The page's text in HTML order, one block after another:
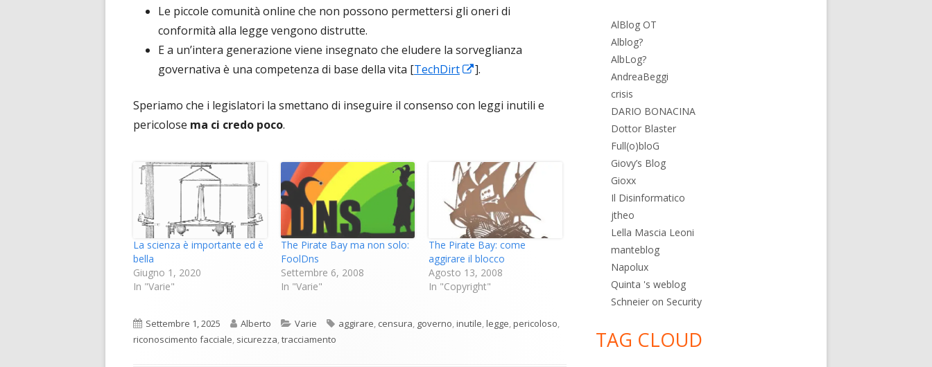
Le piccole comunità online che non possono permettersi gli oneri di
conformità alla legge vengono distrutte.
E a un’intera generazione viene insegnato che eludere la sorveglianza
governativa è una competenza di base della vita [TechDirt
Apre
una
].
Speriamo che i legislatori la smettano di inseguire il consenso con leggi inutili e
pericolose ma ci credo poco.
La scienza è importante ed è
bella
Giugno 1, 2020
In "Varie"
The Pirate Bay ma non solo:
FoolDns
Settembre 6, 2008
In "Varie"
The Pirate Bay: come
aggirare il blocco
Agosto 13, 2008
In "Copyright"
Pubblicato
Settembre 1, 2025 Autore
Alberto Categorie
Varie Tag
aggirare, censura, governo,inutile,legge,pericoloso,
riconoscimento facciale, sicurezza,tracciamento
AlBlog OT
Alblog?
AlbLog?
AndreaBeggi
crisis
DARIO BONACINA
Dottor Blaster
Full(o)bloG
Giovy’s Blog
Gioxx
Il Disinformatico
jtheo
Lella Mascia Leoni
manteblog
Napolux
Quinta 's weblog
Schneier on Security
TAG CLOUD